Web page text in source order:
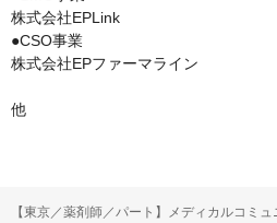
株式会社EPLink
●CSO事業
株式会社EPファーマライン
他
【東京／薬剤師／パート】メディカルコ